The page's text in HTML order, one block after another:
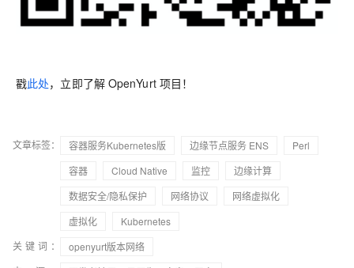
戳此处，立即了解 OpenYurt 项目！
文章标签： 容器服务Kubernetes版 边缘节点服务 ENS
Perl
容器
Cloud Native 监控
边缘计算
数据安全/隐私保护
网络协议
网络虚拟化
虚拟化
Kubernetes
关键词：
openyurt版本网络